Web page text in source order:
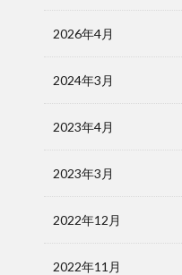
2026年4月
2024年3月
2023年4月
2023年3月
2022年12月
2022年11月